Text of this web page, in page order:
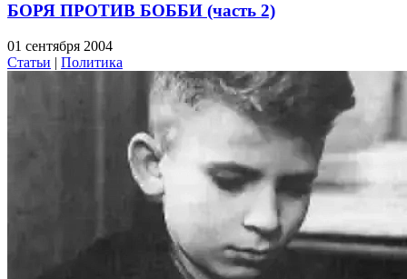
БОРЯ ПРОТИВ БОББИ (часть 2)
01 сентября 2004
Статьи | Политика